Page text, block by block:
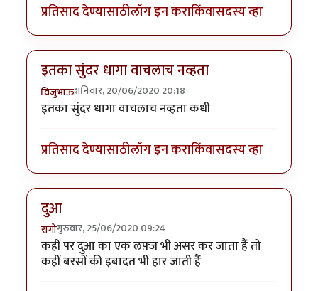
प्रतिसाद देण्यासाठीलॉग इन कराकिंवासदस्य व्हा
इतका सुंदर धागा वाचलाच नव्हता
विजुभाऊशनिवार, 20/06/2020 20:18
इतका सुंदर धागा वाचलाच नव्हता कधी
प्रतिसाद देण्यासाठीलॉग इन कराकिंवासदस्य व्हा
दुआ
रागोगुरुवार, 25/06/2020 09:24
कहीं पर दुआ का एक लफ़्ज भी असर कर जाता हैं तो
कहीं बरसों की इबादत भी हार जाती हैं